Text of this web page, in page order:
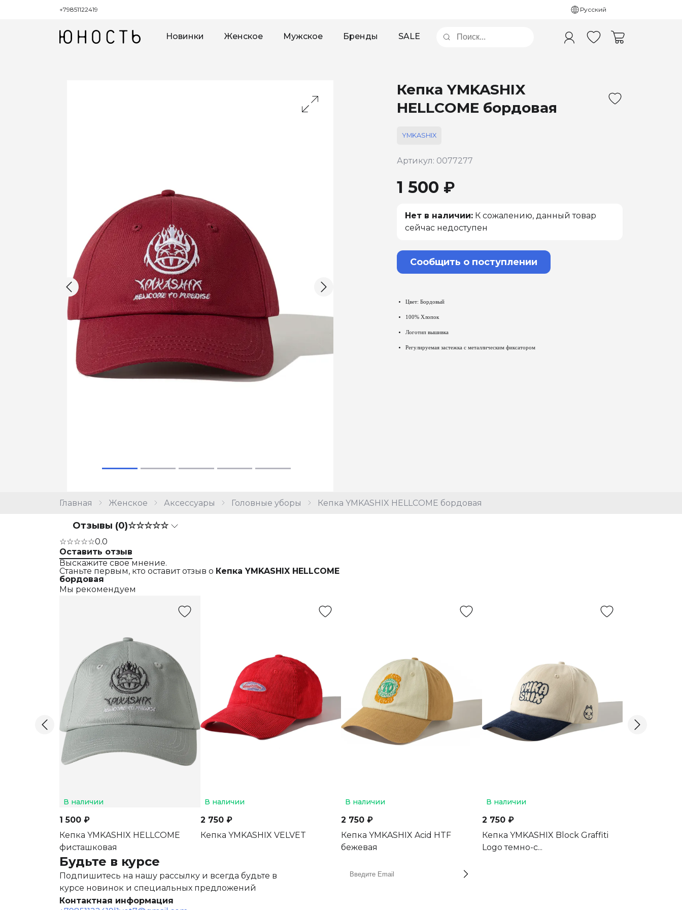
+79851122419 Русский
Новинки Женское Мужское Бренды SALE
Главная Женское Аксессуары Головные уборы Кепка YMKASHIX HELLCOME бордовая
Кепка YMKASHIX
HELLCOME бордовая
YMKASHIX
Артикул: 0077277
1 500 ₽
Нет в наличии: К сожалению, данный товар
сейчас недоступен
Сообщить о поступлении
Цвет: Бордовый
100% Хлопок
Логотип вышивка
Регулируемая застежка с металлическим фиксатором
Отзывы (0)☆☆☆☆☆
☆☆☆☆☆0.0
Оставить отзыв
Выскажите свое мнение.
Станьте первым, кто оставит отзыв о Кепка YMKASHIX HELLCOME
бордовая
Мы рекомендуем
В наличии
1 500 ₽
Кепка YMKASHIX HELLCOME
фисташковая
В наличии
2 750 ₽
Кепка YMKASHIX VELVET
В наличии
2 750 ₽
Кепка YMKASHIX Acid HTF
бежевая
В наличии
2 750 ₽
Кепка YMKASHIX Block Graffiti
Logo темно-с...
Будьте в курсе
Подпишитесь на нашу рассылку и всегда будьте в
курсе новинок и специальных предложений
Контактная информация